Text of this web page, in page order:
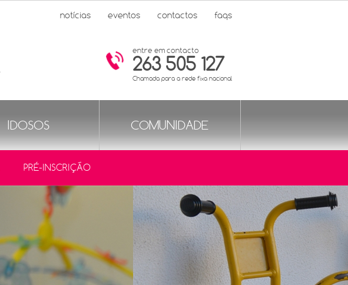
notícias eventos contactos faqs
entre em contacto
263 505 127
Chamada para a rede fixa nacional
IDOSOS COMUNIDADE
PRÉ-INSCRIÇÃO